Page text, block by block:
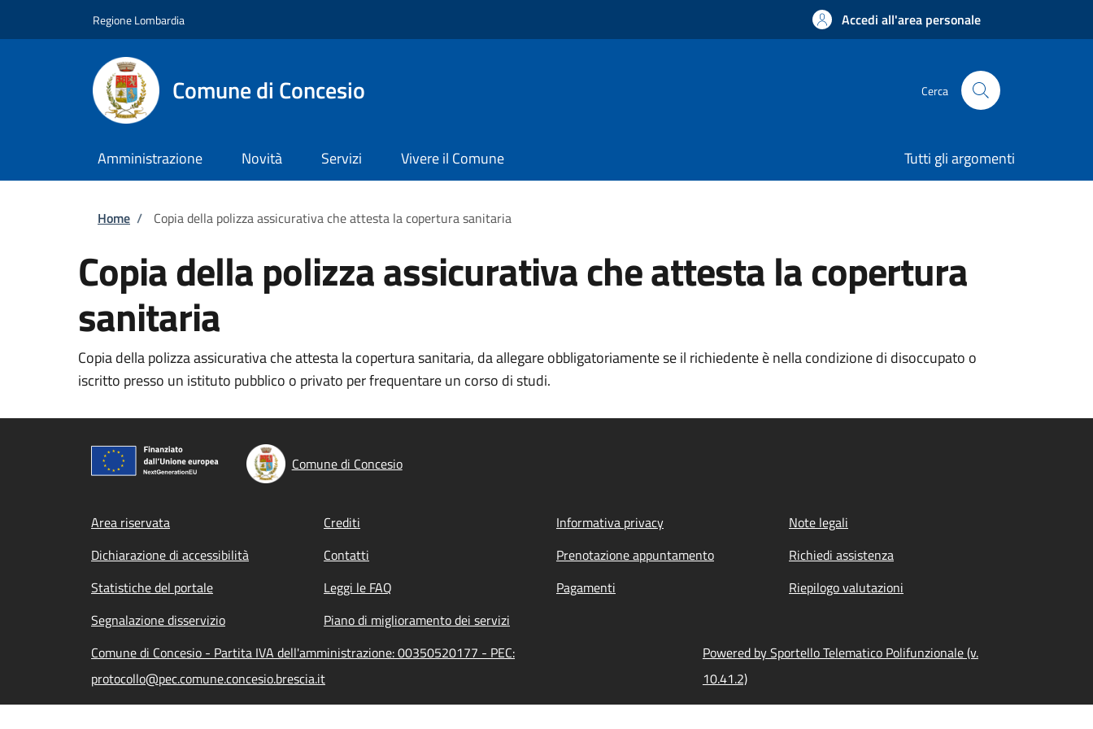
Regione Lombardia Accedi all'area personale
Comune di Concesio Cerca
Amministrazione Novità Servizi Vivere il Comune Tutti gli argomenti
Briciole di pane
Home / Copia della polizza assicurativa che attesta la copertura sanitaria
Copia della polizza assicurativa che attesta la copertura
sanitaria
Copia della polizza assicurativa che attesta la copertura sanitaria, da allegare obbligatoriamente se il richiedente è nella condizione di disoccupato o
iscritto presso un istituto pubblico o privato per frequentare un corso di studi.
Comune di Concesio
Footer menu
Area riservata Crediti Informativa privacy
Note legali
Dichiarazione di accessibilità
Contatti Prenotazione appuntamento
Richiedi assistenza
Statistiche del portale
Leggi le FAQ Pagamenti
Riepilogo valutazioni
Segnalazione disservizio
Piano di miglioramento dei servizi
Comune di Concesio - Partita IVA dell'amministrazione: 00350520177 - PEC:
protocollo@pec.comune.concesio.brescia.it
Powered by Sportello Telematico Polifunzionale (v.
10.41.2)